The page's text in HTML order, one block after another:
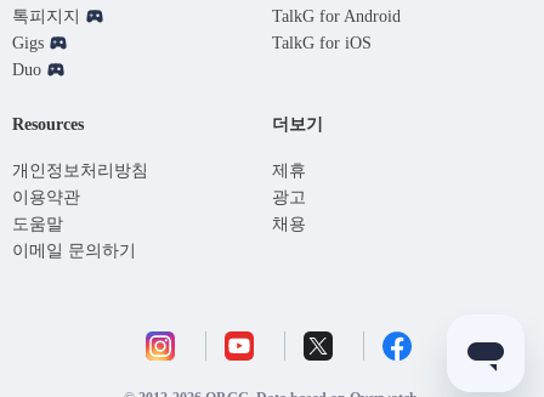
톡피지지
Gigs
Duo
TalkG for Android
TalkG for iOS
Resources
개인정보처리방침
이용약관
도움말
이메일 문의하기
더보기
제휴
광고
채용